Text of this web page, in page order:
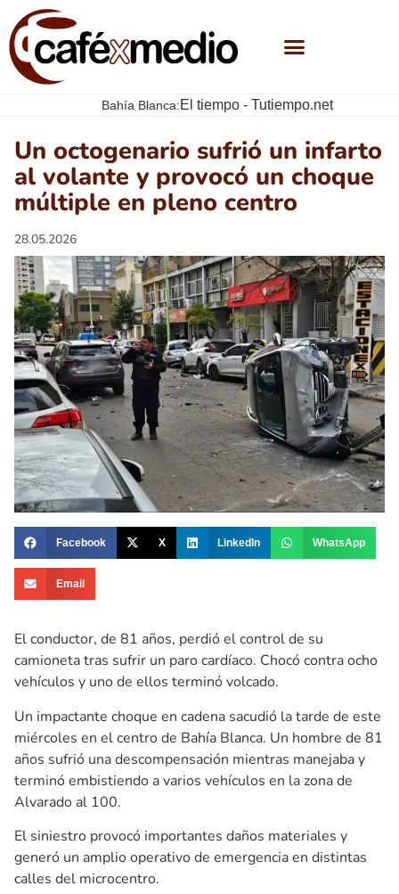
Bahía Blanca:El tiempo - Tutiempo.net
Un octogenario sufrió un infarto
al volante y provocó un choque
múltiple en pleno centro
28.05.2026
Facebook X LinkedIn WhatsApp
Email
El conductor, de 81 años, perdió el control de su
camioneta tras sufrir un paro cardíaco. Chocó contra ocho
vehículos y uno de ellos terminó volcado.
Un impactante choque en cadena sacudió la tarde de este
miércoles en el centro de Bahía Blanca. Un hombre de 81
años sufrió una descompensación mientras manejaba y
terminó embistiendo a varios vehículos en la zona de
Alvarado al 100.
El siniestro provocó importantes daños materiales y
generó un amplio operativo de emergencia en distintas
calles del microcentro.